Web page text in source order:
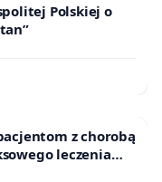
Polskiej o
z chorobą
leczenia